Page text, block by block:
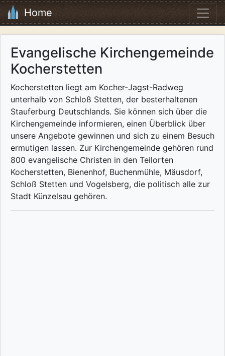
Home
Evangelische Kirchengemeinde
Kocherstetten
Kocherstetten liegt am Kocher-Jagst-Radweg
unterhalb von Schloß Stetten, der besterhaltenen
Stauferburg Deutschlands. Sie können sich über die
Kirchengemeinde informieren, einen Überblick über
unsere Angebote gewinnen und sich zu einem Besuch
ermutigen lassen. Zur Kirchengemeinde gehören rund
800 evangelische Christen in den Teilorten
Kocherstetten, Bienenhof, Buchenmühle, Mäusdorf,
Schloß Stetten und Vogelsberg, die politisch alle zur
Stadt Künzelsau gehören.